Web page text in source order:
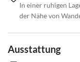
In einer ruhigen
der Nähe von
Ausstattung